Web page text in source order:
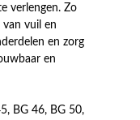
verlengen. Zo
vuil en
en zorg
en
BG 46, BG 50,